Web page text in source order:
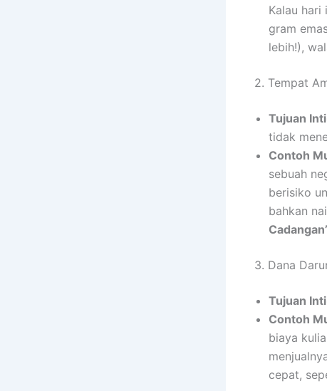
Kalau hari
gram
lebih!),
2. Tempat
Tujuan
tidak
Contoh
sebuah
berisiko
bahkan
3. Dana
Tujuan
Contoh
biaya
cepat,